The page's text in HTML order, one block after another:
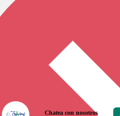
Chatea con nosotros